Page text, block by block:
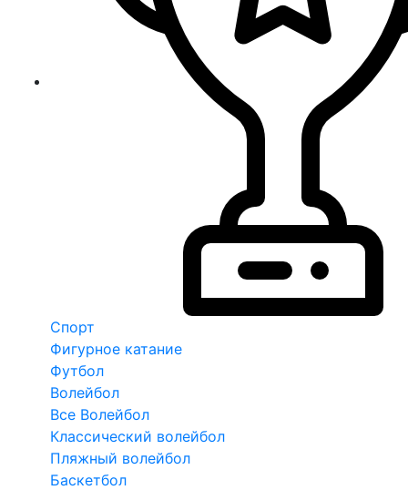
Спорт
Фигурное катание
Футбол
Волейбол
Все Волейбол
Классический волейбол
Пляжный волейбол
Баскетбол